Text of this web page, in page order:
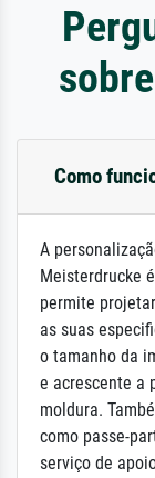
Como
A
Meisterdrucke
permite
as suas
o tamanho da
e acrescente a
moldura.
como passe-
serviço de